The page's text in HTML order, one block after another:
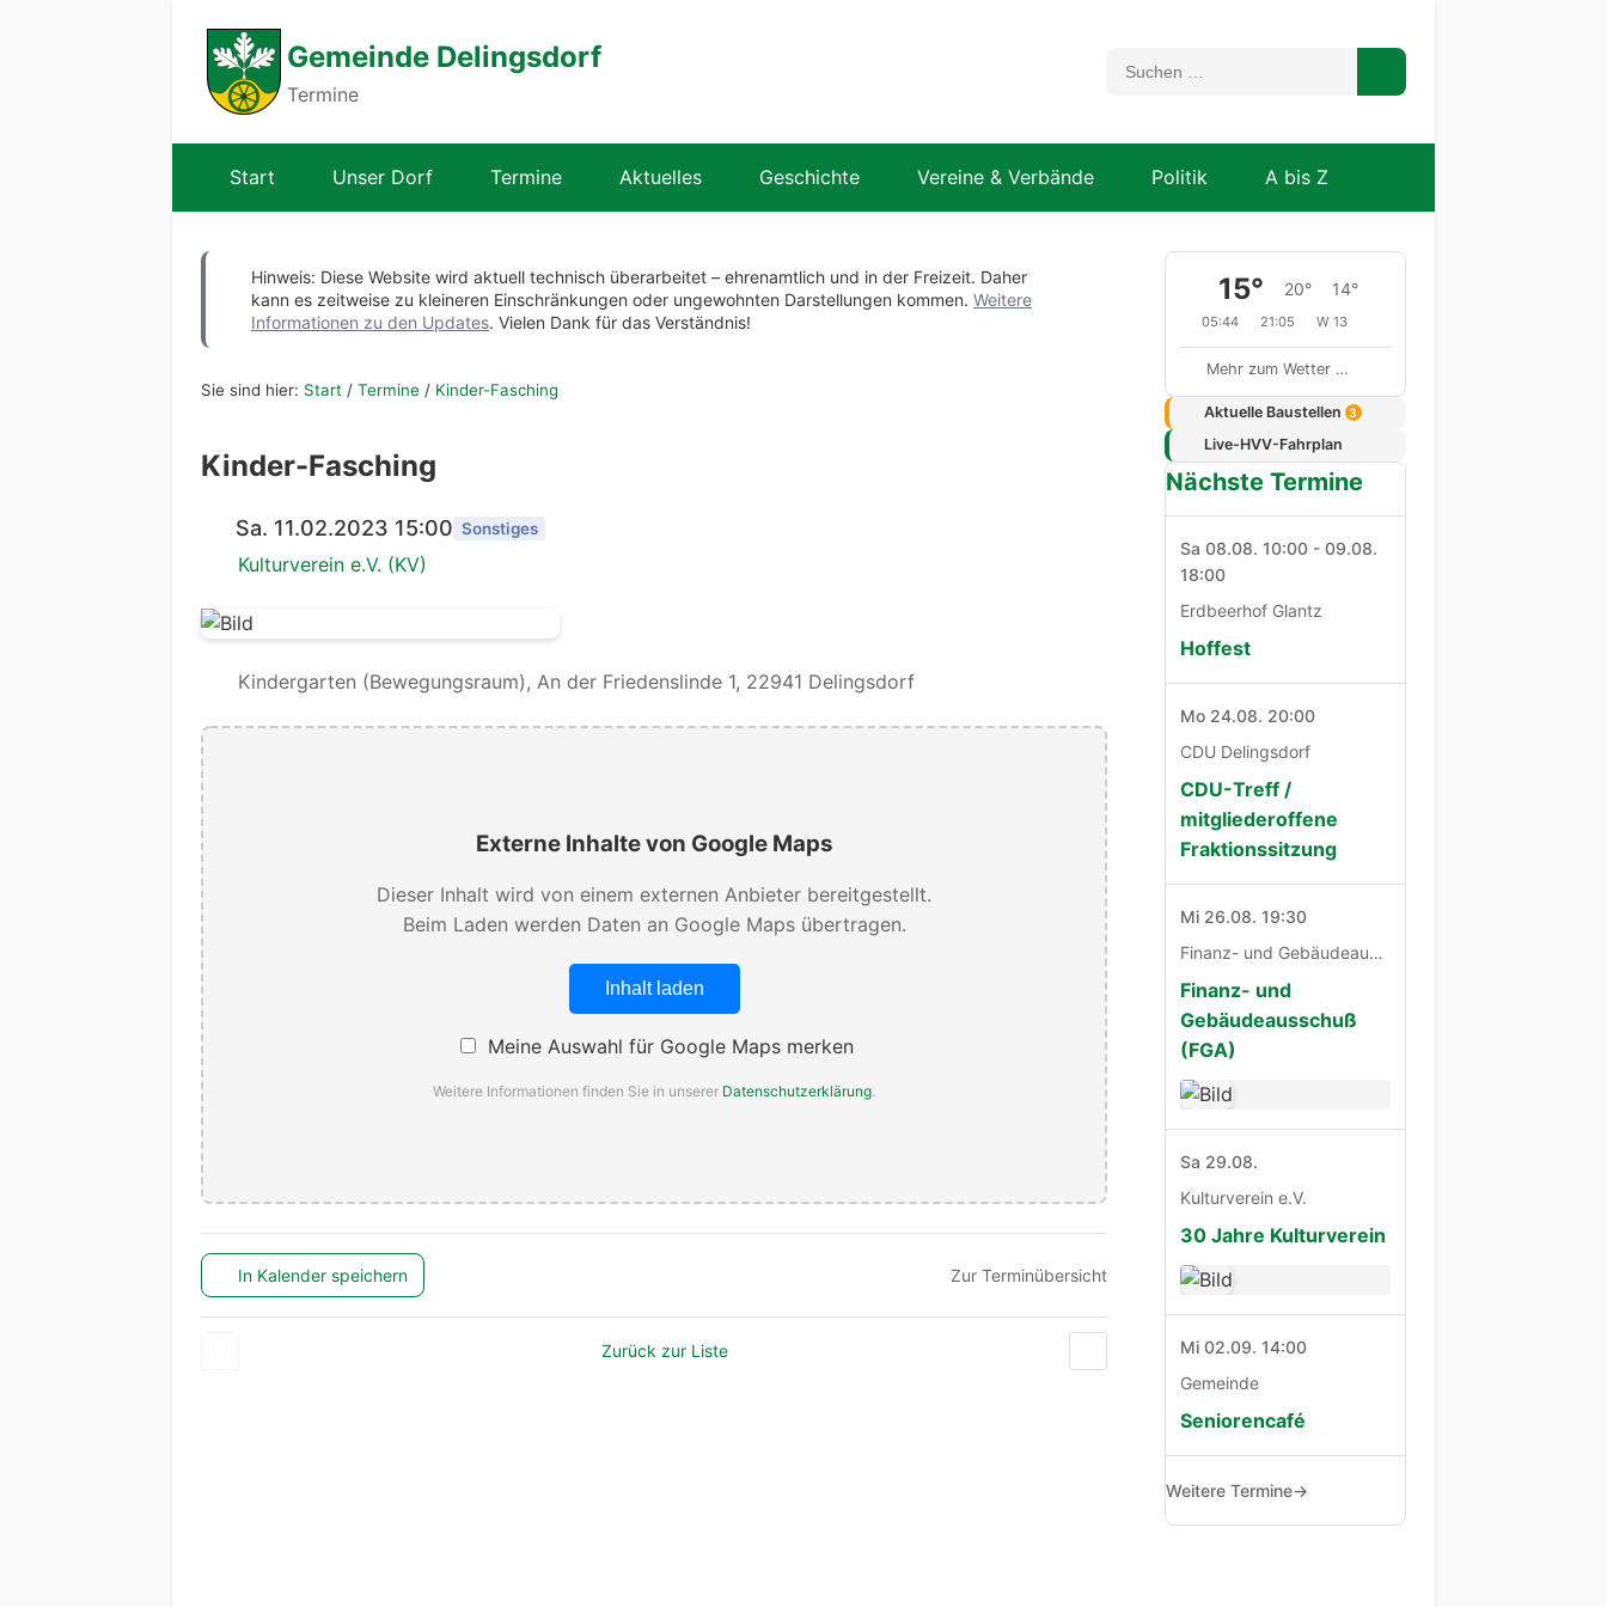
Gemeinde Delingsdorf
Termine
Start Unser Dorf Termine Aktuelles Geschichte Vereine & Verbände Politik A bis Z
Hinweis: Diese Website wird aktuell technisch überarbeitet – ehrenamtlich und in der Freizeit. Daher
kann es zeitweise zu kleineren Einschränkungen oder ungewohnten Darstellungen kommen. Weitere
Informationen zu den Updates. Vielen Dank für das Verständnis!
Sie sind hier: Start / Termine / Kinder-Fasching
Kinder-Fasching
Sa. 11.02.2023 15:00 Sonstiges
Kulturverein e.V. (KV)
Kindergarten (Bewegungsraum), An der Friedenslinde 1, 22941 Delingsdorf
Externe Inhalte von Google Maps
Dieser Inhalt wird von einem externen Anbieter bereitgestellt.
Beim Laden werden Daten an Google Maps übertragen.
Inhalt laden
Meine Auswahl für Google Maps merken
Weitere Informationen finden Sie in unserer Datenschutzerklärung.
In Kalender speichern Zur Terminübersicht
Zurück zur Liste
15° 20° 14°
05:44 21:05 W 13
Mehr zum Wetter …
Aktuelle Baustellen 3
Live-HVV-Fahrplan
Nächste Termine
Sa 08.08. 10:00 - 09.08.
18:00
Erdbeerhof Glantz
Hoffest
Mo 24.08. 20:00
CDU Delingsdorf
CDU-Treff /
mitgliederoffene
Fraktionssitzung
Mi 26.08. 19:30
Finanz- und Gebäudeausschuß
Finanz- und
Gebäudeausschuß
(FGA)
Sa 29.08.
Kulturverein e.V.
30 Jahre Kulturverein
Mi 02.09. 14:00
Gemeinde
Seniorencafé
Weitere Termine→